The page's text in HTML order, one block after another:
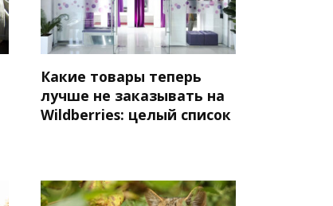
Какие товары теперь
лучше не заказывать на
Wildberries: целый список